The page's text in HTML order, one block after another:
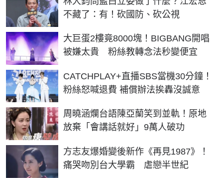
不藏了：有！砍國防、砍公視
大巨蛋2樓竟8000塊！BIGBANG開唱
被嫌太貴 粉絲教轉念法秒變便宜
CATCHPLAY+直播SBS當機30分鐘！
粉絲怒喊退費 補償辦法挨轟沒誠意
周曉涵爛台語陳亞蘭笑到並軌！原地
放棄「會講話就好」9萬人破功
方志友爆婚變後新作《再見1987》！
痛哭吻別台大學霸 虐戀半世紀